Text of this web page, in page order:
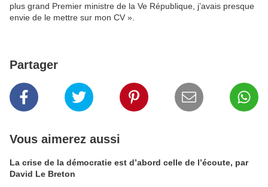
plus grand Premier ministre de la Ve République, j’avais presque
envie de le mettre sur mon CV ».
Partager
Vous aimerez aussi
La crise de la démocratie est d’abord celle de l’écoute, par
David Le Breton